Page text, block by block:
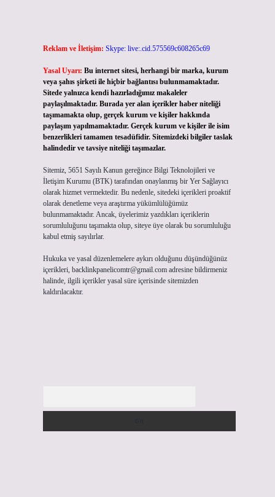
Reklam ve İletişim: Skype: live:.cid.575569c608265c69
Yasal Uyarı: Bu internet sitesi, herhangi bir marka, kurum
veya şahıs şirketi ile hiçbir bağlantısı bulunmamaktadır.
Sitede yalnızca kendi hazırladığımız makaleler
paylaşılmaktadır. Burada yer alan içerikler haber niteliği
taşımamakta olup, gerçek kurum ve kişiler hakkında
paylaşım yapılmamaktadır. Gerçek kurum ve kişiler ile isim
benzerlikleri tamamen tesadüfidir. Sitemizdeki bilgiler taslak
halindedir ve tavsiye niteliği taşımazlar.
Sitemiz, 5651 Sayılı Kanun gereğince Bilgi Teknolojileri ve
İletişim Kurumu (BTK) tarafından onaylanmış bir Yer Sağlayıcı
olarak hizmet vermektedir. Bu nedenle, sitedeki içerikleri proaktif
olarak denetleme veya araştırma yükümlülüğümüz
bulunmamaktadır. Ancak, üyelerimiz yazdıkları içeriklerin
sorumluluğunu taşımakta olup, siteye üye olarak bu sorumluluğu
kabul etmiş sayılırlar.
Hukuka ve yasal düzenlemelere aykırı olduğunu düşündüğünüz
içerikleri, backlinkpanelicomtr@gmail.comadresine bildirmeniz
halinde, ilgili içerikler yasal süre içerisinde sitemizden
kaldırılacaktır.